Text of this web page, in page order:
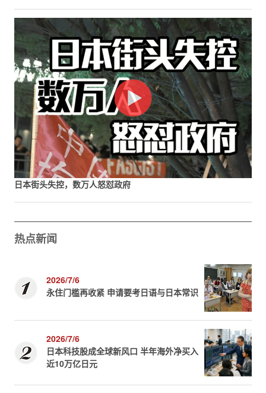
日本街头失控，数万人怒怼政府
热点新闻
2026/7/6
永住门槛再收紧 申请要考日语与日本常识
2026/7/6
日本科技股成全球新风口 半年海外净买入
近10万亿日元